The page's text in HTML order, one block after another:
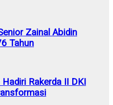
Zainal Abidin
Tahun
Rakerda II DKI